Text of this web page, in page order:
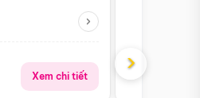
Xem chi tiết
Giá từ:
›